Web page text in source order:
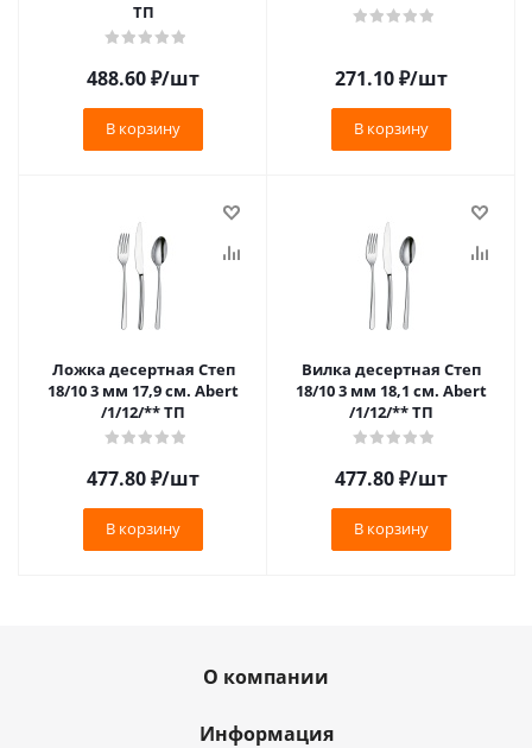
ТП
488.60₽/шт
В корзину
271.10₽/шт
В корзину
Ложка десертная Степ
18/10 3 мм 17,9 см. Abert
/1/12/** ТП
477.80₽/шт
В корзину
Вилка десертная Степ
18/10 3 мм 18,1 см. Abert
/1/12/** ТП
477.80₽/шт
В корзину
О компании
Информация